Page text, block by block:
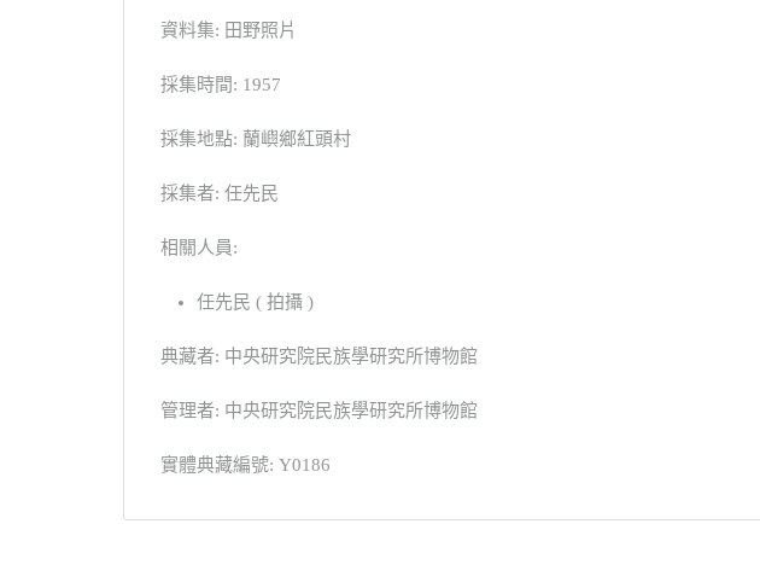
資料集: 田野照片
採集時間: 1957
採集地點: 蘭嶼鄉紅頭村
採集者: 任先民
相關人員:
任先民 ( 拍攝 )
典藏者: 中央研究院民族學研究所博物館
管理者: 中央研究院民族學研究所博物館
實體典藏編號: Y0186